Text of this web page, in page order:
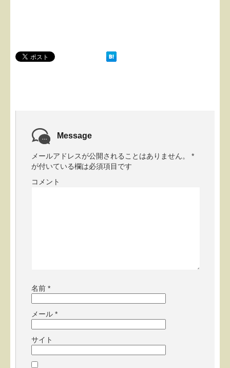
Message
メールアドレスが公開されることはありません。
*
が付いている欄は必須項目です
コメント
名前 *
メール *
サイト